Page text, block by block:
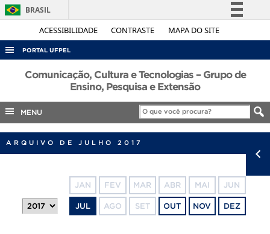
ACESSIBILIDADE CONTRASTE MAPA DO SITE
BRASIL
Simplifique!
Acesso à informação
Legislação
Canais
PORTAL UFPEL
ACESSO À INFORMAÇÃO
COBALTO
CONCURSOS
PORTARIAS
Comunicação, Cultura e Tecnologias – Grupo de
Ensino, Pesquisa e Extensão
MENU
ARQUIVO DE JULHO 2017
JAN FEV MAR ABR MAI JUN
JUL AGO SET OUT NOV DEZ